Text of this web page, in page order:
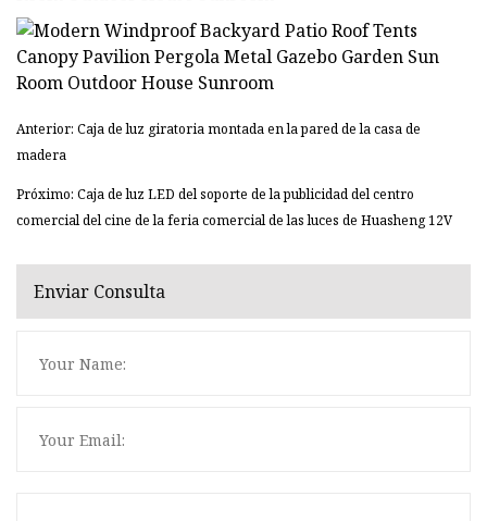
Anterior: Caja de luz giratoria montada en la pared de la casa de
madera
Próximo: Caja de luz LED del soporte de la publicidad del centro
comercial del cine de la feria comercial de las luces de Huasheng 12V
Enviar Consulta